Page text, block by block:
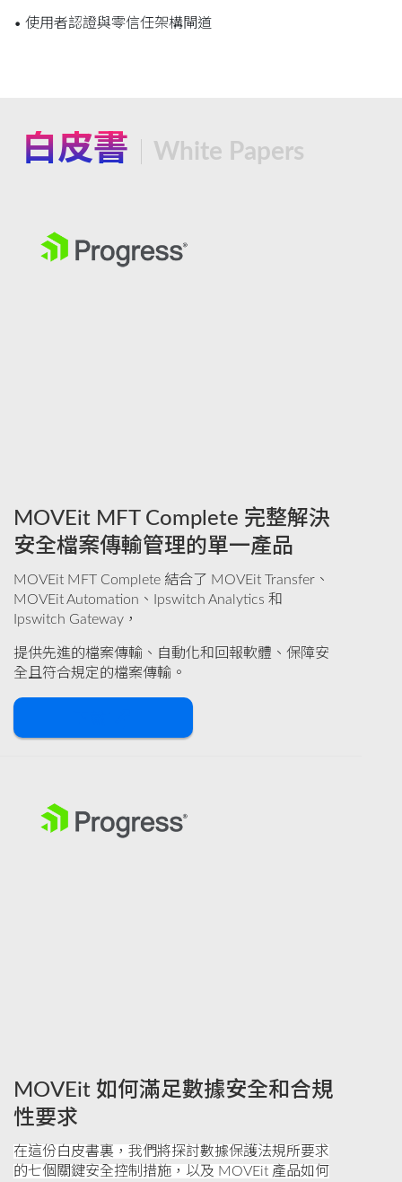
• 使用者認證與零信任架構閘道
白皮書 White Papers
MOVEit MFT Complete 完整解決
安全檔案傳輸管理的單一產品
MOVEit MFT Complete 結合了 MOVEit Transfer、
MOVEit Automation、Ipswitch Analytics 和
Ipswitch Gateway，
提供先進的檔案傳輸、自動化和回報軟體、保障安
全且符合規定的檔案傳輸。
MOVEit 如何滿足數據安全和合規
性要求
在這份白皮書裏，我們將探討數據保護法規所要求
的七個關鍵安全控制措施，以及 MOVEit 產品如何